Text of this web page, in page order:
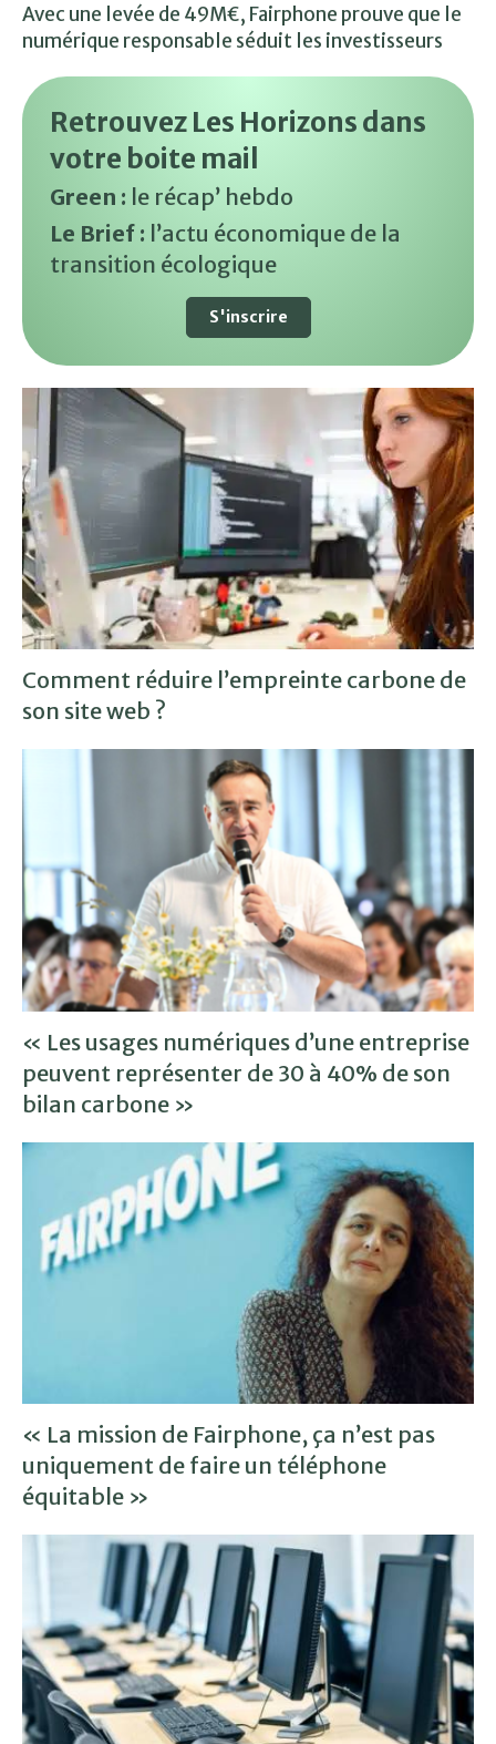
Avec une levée de 49M€, Fairphone prouve que le
numérique responsable séduit les investisseurs
Retrouvez Les Horizons dans
votre boite mail
Green : le récap’ hebdo
Le Brief : l’actu économique de la
transition écologique
S'inscrire
Comment réduire l’empreinte carbone de
son site web ?
« Les usages numériques d’une entreprise
peuvent représenter de 30 à 40% de son
bilan carbone »
« La mission de Fairphone, ça n’est pas
uniquement de faire un téléphone
équitable »